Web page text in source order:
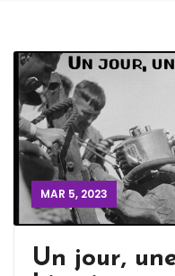
MAR 5, 2023
Un jour,